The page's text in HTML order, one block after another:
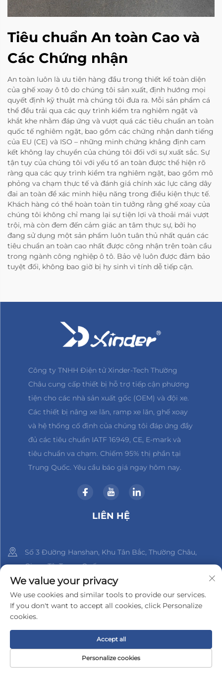
Tiêu chuẩn An toàn Cao và
Các Chứng nhận
An toàn luôn là ưu tiên hàng đầu trong thiết kế toàn diện
của ghế xoay ô tô do chúng tôi sản xuất, định hướng mọi
quyết định kỹ thuật mà chúng tôi đưa ra. Mỗi sản phẩm cá
thể đều trải qua các quy trình kiểm tra nghiêm ngặt và
khắt khe nhằm đáp ứng và vượt quá các tiêu chuẩn an toàn
quốc tế nghiêm ngặt, bao gồm các chứng nhận danh tiếng
của EU (CE) và ISO – những minh chứng khẳng định cam
kết không lay chuyển của chúng tôi đối với sự xuất sắc. Sự
tận tụy của chúng tôi với yếu tố an toàn được thể hiện rõ
ràng qua các quy trình kiểm tra nghiêm ngặt, bao gồm mô
phỏng va chạm thực tế và đánh giá chính xác lực căng dây
đai an toàn để xác minh hiệu năng trong điều kiện thực tế.
Khách hàng có thể hoàn toàn tin tưởng rằng ghế xoay của
chúng tôi không chỉ mang lại sự tiện lợi và thoải mái vượt
trội, mà còn đem đến cảm giác an tâm thực sự, bởi họ
đang sử dụng một sản phẩm luôn tuân thủ nhất quán các
tiêu chuẩn an toàn cao nhất được công nhận trên toàn cầu
trong ngành công nghiệp ô tô. Bảo vệ luôn được đảm bảo
tuyệt đối, không bao giờ bị hy sinh vì tính dễ tiếp cận.
Công ty TNHH Điện tử Xinder-Tech Thường
Châu cung cấp thiết bị hỗ trợ tiếp cận phương
tiện cho các nhà sản xuất gốc (OEM) và đội xe.
Các thiết bị nâng xe lăn, ramp xe lăn, ghế xoay
và hệ thống cố định của chúng tôi đáp ứng đầy
đủ các tiêu chuẩn IATF 16949, CE, E-mark và
tiêu chuẩn va chạm. Chiếm 95% thị phần tại
Trung Quốc. Yêu cầu báo giá ngay hôm nay.
LIÊN HỆ
Số 3 Đường Hanshan, Khu Tân Bắc, Thường Châu,
Giang Tô, Trung Quốc
+86-18961288218
[email protected]
Bản quyền © 2025 Công ty TNHH Điện tử Changzhou Xinder-
Tech Chính sách Bảo mật
We value your privacy
We use cookies and similar tools to provide our services.
If you don't want to accept all cookies, click Personalize
cookies.
Personalize cookies
Accept all